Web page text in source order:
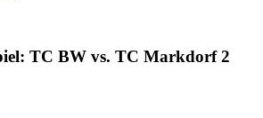
TC BW vs. TC Markdorf 2